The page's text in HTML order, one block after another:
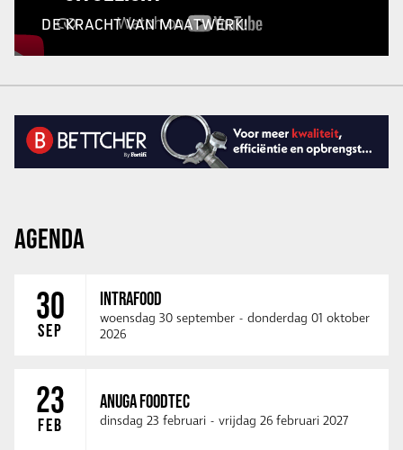
DE KRACHT VAN MAATWERK!
AGENDA
30
SEP
INTRAFOOD
woensdag 30 september - donderdag 01 oktober
2026
23
FEB
ANUGA FOODTEC
dinsdag 23 februari - vrijdag 26 februari 2027